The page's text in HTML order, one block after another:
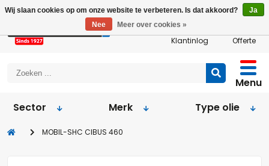
Klantinlog Offerte
Menu
Sector
Merk Type olie
MOBIL-SHC CIBUS 460
Wij slaan cookies op om onze website te verbeteren. Is dat akkoord?
Ja
Nee
Meer over cookies »